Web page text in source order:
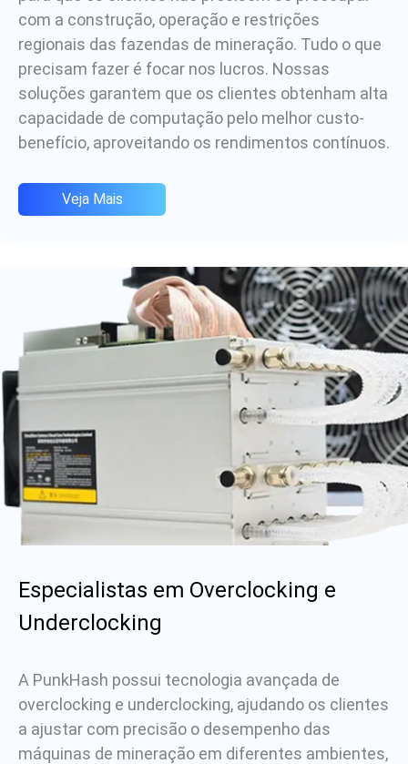
com a construção, operação e restrições
regionais das fazendas de mineração. Tudo o que
precisam fazer é focar nos lucros. Nossas
soluções garantem que os clientes obtenham alta
capacidade de computação pelo melhor custo-
benefício, aproveitando os rendimentos contínuos.
Veja Mais
Especialistas em Overclocking e
Underclocking
A PunkHash possui tecnologia avançada de
overclocking e underclocking, ajudando os clientes
a ajustar com precisão o desempenho das
máquinas de mineração em diferentes ambientes,